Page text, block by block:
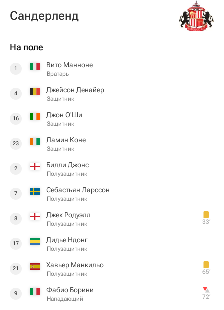
Сандерленд
На поле
1 Вито Манноне
Вратарь
4 Джейсон Денайер
Защитник
16 Джон О'Ши
Защитник
23 Ламин Коне
Защитник
2 Билли Джонс
Полузащитник
7 Себастьян Ларссон
Полузащитник
8 Джек Родуэлл
Полузащитник 33‎’‎
17 Дидье Ндонг
Полузащитник
21 Хавьер Манкильо
Полузащитник 65‎’‎
9 Фабио Борини
Нападающий 72‎’‎